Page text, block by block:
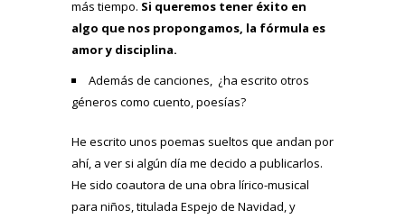
más tiempo. Si queremos tener éxito en
algo que nos propongamos, la fórmula es
amor y disciplina.
Además de canciones, ¿ha escrito otros
géneros como cuento, poesías?
He escrito unos poemas sueltos que andan por
ahí, a ver si algún día me decido a publicarlos.
He sido coautora de una obra lírico-musical
para niños, titulada Espejo de Navidad, y